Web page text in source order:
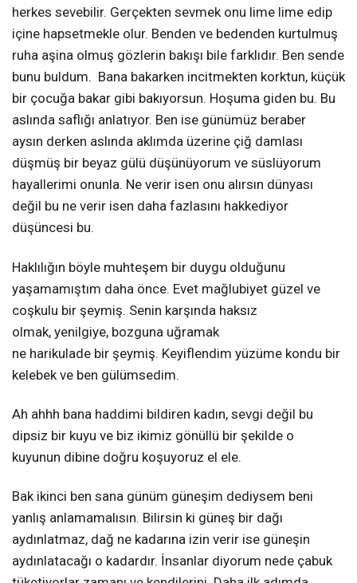
herkes sevebilir. Gerçekten sevmek onu lime lime edip
içine hapsetmekle olur. Benden ve bedenden kurtulmuş
ruha aşina olmuş gözlerin bakışı bile farklıdır. Ben sende
bunu buldum. Bana bakarken incitmekten korktun, küçük
bir çocuğa bakar gibi bakıyorsun. Hoşuma giden bu. Bu
aslında saflığı anlatıyor. Ben ise günümüz beraber
aysın derken aslında aklımda üzerine çiğ damlası
düşmüş bir beyaz gülü düşünüyorum ve süslüyorum
hayallerimi onunla. Ne verir isen onu alırsın dünyası
değil bu ne verir isen daha fazlasını hakkediyor
düşüncesi bu.
Haklılığın böyle muhteşem bir duygu olduğunu
yaşamamıştım daha önce. Evet mağlubiyet güzel ve
coşkulu bir şeymiş. Senin karşında haksız
olmak, yenilgiye, bozguna uğramak
ne harikulade bir şeymiş. Keyiflendim yüzüme kondu bir
kelebek ve ben gülümsedim.
Ah ahhh bana haddimi bildiren kadın, sevgi değil bu
dipsiz bir kuyu ve biz ikimiz gönüllü bir şekilde o
kuyunun dibine doğru koşuyoruz el ele.
Bak ikinci ben sana günüm güneşim dediysem beni
yanlış anlamamalısın. Bilirsin ki güneş bir dağı
aydınlatmaz, dağ ne kadarına izin verir ise güneşin
aydınlatacağı o kadardır. İnsanlar diyorum nede çabuk